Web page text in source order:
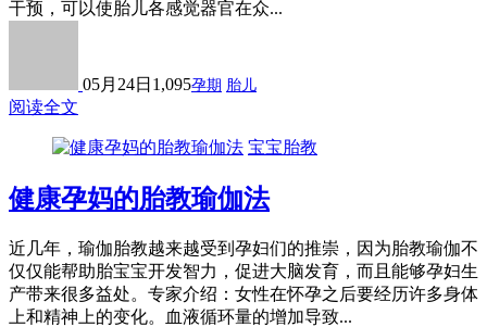
干预，可以使胎儿各感觉器官在众...
05月24日 1,095孕期 胎儿
阅读全文
宝宝胎教
健康孕妈的胎教瑜伽法
近几年，瑜伽胎教越来越受到孕妇们的推崇，因为胎教瑜伽不
仅仅能帮助胎宝宝开发智力，促进大脑发育，而且能够孕妇生
产带来很多益处。专家介绍：女性在怀孕之后要经历许多身体
上和精神上的变化。血液循环量的增加导致...